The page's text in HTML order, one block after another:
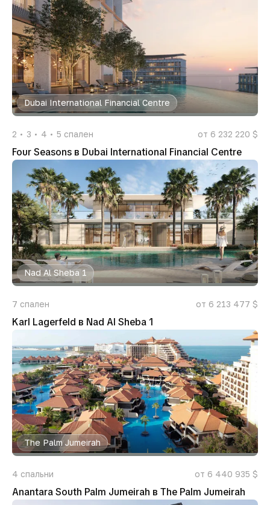
Dubai International Financial Centre
2 3 4 5 спален от 6 232 220 $
Four Seasons в Dubai International Financial Centre
Nad Al Sheba 1
7 спален от 6 213 477 $
Karl Lagerfeld в Nad Al Sheba 1
The Palm Jumeirah
4 спальни от 6 440 935 $
Anantara South Palm Jumeirah в The Palm Jumeirah